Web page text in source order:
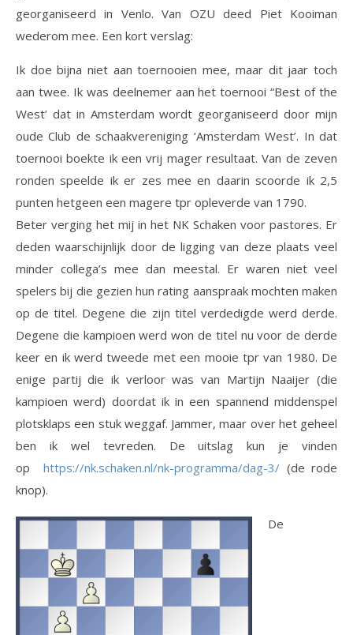
georganiseerd in Venlo. Van OZU deed Piet Kooiman
wederom mee. Een kort verslag:
Ik doe bijna niet aan toernooien mee, maar dit jaar toch
aan twee. Ik was deelnemer aan het toernooi “Best of the
West’ dat in Amsterdam wordt georganiseerd door mijn
oude Club de schaakvereniging ‘Amsterdam West’. In dat
toernooi boekte ik een vrij mager resultaat. Van de zeven
ronden speelde ik er zes mee en daarin scoorde ik 2,5
punten hetgeen een magere tpr opleverde van 1790.
Beter verging het mij in het NK Schaken voor pastores. Er
deden waarschijnlijk door de ligging van deze plaats veel
minder collega’s mee dan meestal. Er waren niet veel
spelers bij die gezien hun rating aanspraak mochten maken
op de titel. Degene die zijn titel verdedigde werd derde.
Degene die kampioen werd won de titel nu voor de derde
keer en ik werd tweede met een mooie tpr van 1980. De
enige partij die ik verloor was van Martijn Naaijer (die
kampioen werd) doordat ik in een spannend middenspel
plotsklaps een stuk weggaf. Jammer, maar over het geheel
ben ik wel tevreden. De uitslag kun je vinden
op https://nk.schaken.nl/nk-programma/dag-3/ (de rode
knop).
De